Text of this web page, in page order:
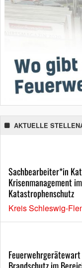
AKTUELLE
Sachbearbeiter*in
Krisenmanagement
Katastrophenschutz
Kreis Schleswig-
Brandschutz im